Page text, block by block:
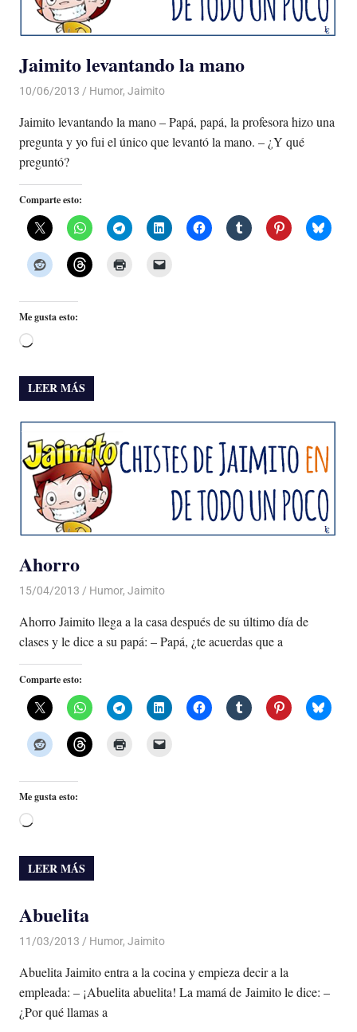
Jaimito levantando la mano
10/06/2013 Luis Castellanos
Humor, Jaimito
Jaimito levantando la mano – Papá, papá, la profesora hizo una
pregunta y yo fui el único que levantó la mano. – ¿Y qué
preguntó?
Comparte esto:
Me gusta esto:
Cargando...
LEER MÁS
Ahorro
15/04/2013 Luis Castellanos
Humor, Jaimito
Ahorro Jaimito llega a la casa después de su último día de
clases y le dice a su papá: – Papá, ¿te acuerdas que a
Comparte esto:
Me gusta esto:
Cargando...
LEER MÁS
Abuelita
11/03/2013 Luis Castellanos
Humor, Jaimito
Abuelita Jaimito entra a la cocina y empieza decir a la
empleada: – ¡Abuelita abuelita! La mamá de Jaimito le dice: –
¿Por qué llamas a